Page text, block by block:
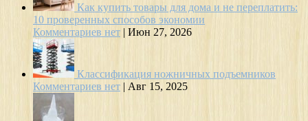
Как купить товары для дома и не переплатить:
10 проверенных способов экономии
Комментариев нет | Июн 27, 2026
Классификация ножничных подъемников
Комментариев нет | Авг 15, 2025